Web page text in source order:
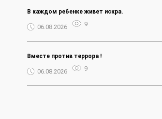
В каждом ребенке живет искра.
06.08.2026 9
Вместе против террора !
06.08.2026 9